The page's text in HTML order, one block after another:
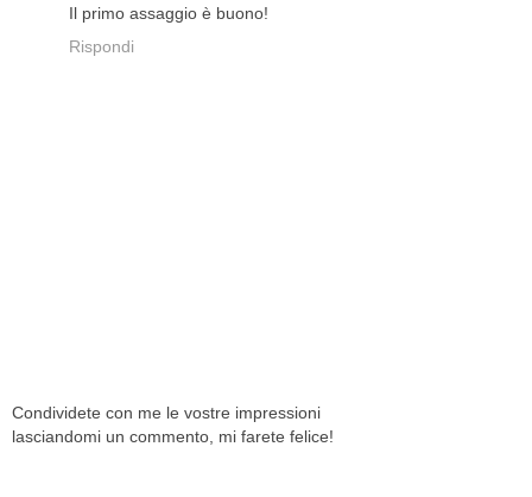
Il primo assaggio è buono!
Rispondi
Condividete con me le vostre impressioni
lasciandomi un commento, mi farete felice!